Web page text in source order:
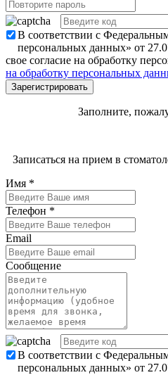
В соответствии с
персональных данных» от
свое согласие на обработку
на обработку персональных
Заполните,
Записаться на прием в
Имя *
Телефон *
Email
Сообщение
В соответствии с
персональных данных» от